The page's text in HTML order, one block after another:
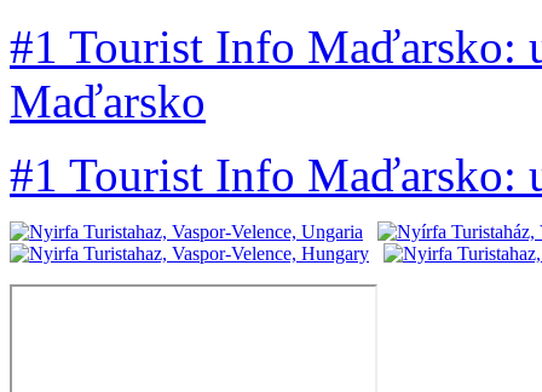
#1 Tourist Info Maďarsko:
Maďarsko
#1 Tourist Info Maďarsko: